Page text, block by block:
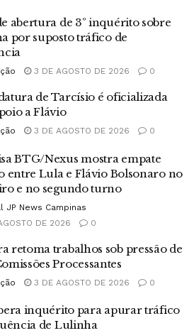
abertura de 3º inquérito sobre
por suposto tráfico de
3 DE AGOSTO DE 2026 0
de Tarcísio é oficializada
a Flávio
3 DE AGOSTO DE 2026 0
BTG/Nexus mostra empate
entre Lula e Flávio Bolsonaro no
e no segundo turno
JP News Campinas
DE 2026
0
retoma trabalhos sob pressão de
Processantes
3 DE AGOSTO DE 2026 0
inquérito para apurar tráfico
de Lulinha